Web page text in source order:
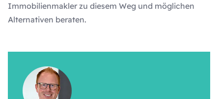
Immobilienmakler zu diesem Weg und möglichen
Alternativen beraten.